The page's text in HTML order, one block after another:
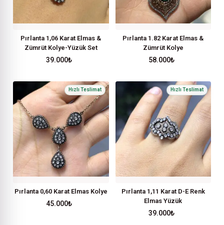
Pırlanta 1,06 Karat Elmas &
Zümrüt Kolye-Yüzük Set
39.000₺
Pırlanta 1.82 Karat Elmas &
Zümrüt Kolye
58.000₺
Pırlanta 0,60 Karat Elmas Kolye
45.000₺
Pırlanta 1,11 Karat D-E Renk
Elmas Yüzük
39.000₺